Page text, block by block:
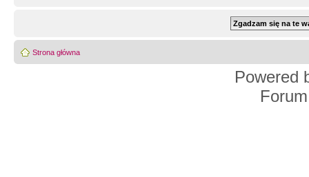
Strona główna
Powered